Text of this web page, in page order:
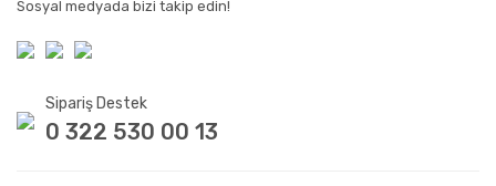
Sosyal medyada bizi takip edin!
Sipariş Destek
0 322 530 00 13